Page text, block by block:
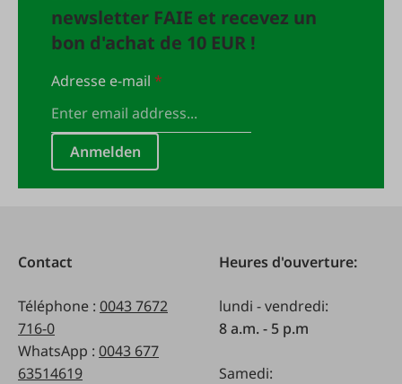
newsletter FAIE et recevez un
bon d'achat de 10 EUR !
Adresse e-mail*
Anmelden
Contact
Téléphone : 0043 7672
716-0
WhatsApp : 0043 677
63514619
Heures d'ouverture:
lundi - vendredi:
8 a.m. - 5 p.m
Samedi: